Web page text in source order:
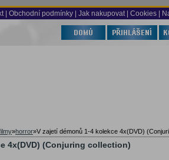
Obchodní podmínky Jak nakupovat | Cookies |
»horror»V zajetí démonů 1-4 kolekce 4x(DVD)
4x(DVD) (Conjuring collection)